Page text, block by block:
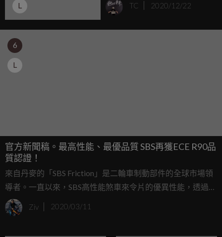
L
XSR900"CARBONA XR9"
TC 2020/12/22
6
L
官方新聞稿。最高性能、最優品質 SBS再獲ECE R90品
質認證！
來自丹麥的「SBS Friction」是二輪車制動部件的全球市場領
導者。一直以來，SBS高性能煞車來令片的優異性能，透過頂
級賽事的淬煉與成績實證，獲得全球廣大騎士族群們的選用
與支持，更是SBS不斷精進產品實力的動力。所有SBS煞車來
Ziv 2020/03/11